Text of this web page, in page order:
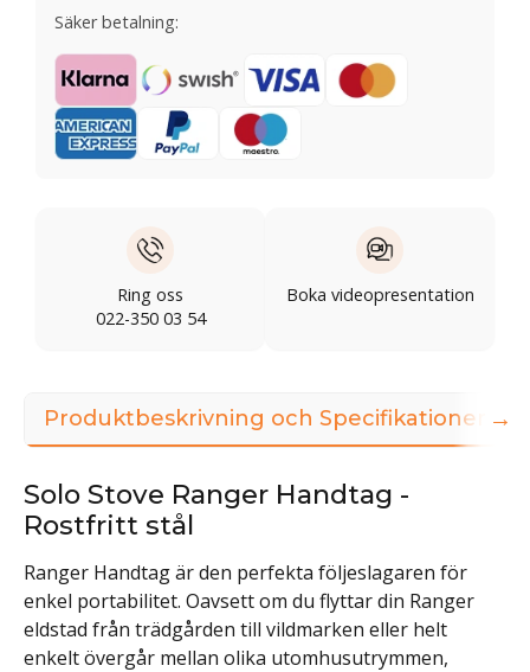
Säker betalning:
Ring oss
022-350 03 54
Boka videopresentation
Produktbeskrivning och Specifikationer
Solo Stove Ranger Handtag -
Rostfritt stål
Ranger Handtag är den perfekta följeslagaren för
enkel portabilitet. Oavsett om du flyttar din Ranger
eldstad från trädgården till vildmarken eller helt
enkelt övergår mellan olika utomhusutrymmen,
→